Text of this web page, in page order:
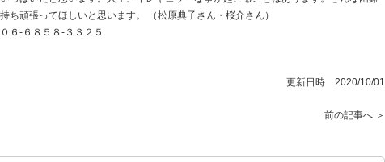
ち頑張ってほしいと思います。 （松原典子さん・桜介さん）
６-６８５８-３３２５
更新日時 2020/10/01
前の記事へ ＞